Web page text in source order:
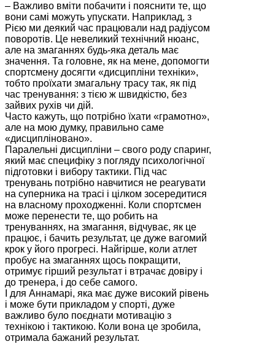
– Важливо вміти побачити і пояснити те, що
вони самі можуть упускати. Наприклад, з
Рією ми деякий час працювали над радіусом
поворотів. Це невеликий технічний нюанс,
але на змаганнях будь-яка деталь має
значення. Та головне, як на мене, допомогти
спортсмену досягти «дисципліни техніки»,
тобто проїхати змагальну трасу так, як під
час тренування: з тією ж швидкістю, без
зайвих рухів чи дій.
Часто кажуть, що потрібно їхати «грамотно»,
але на мою думку, правильно саме
«дисципліновано».
Паралельні дисципліни – свого роду спаринг,
який має специфіку з погляду психологічної
підготовки і вибору тактики. Під час
тренувань потрібно навчитися не реагувати
на суперника на трасі і цілком зосередитися
на власному проходженні. Коли спортсмен
може перенести те, що робить на
тренуваннях, на змагання, відчуває, як це
працює, і бачить результат, це дуже вагомий
крок у його прогресі. Найгірше, коли атлет
пробує на змаганнях щось покращити,
отримує гірший результат і втрачає довіру і
до тренера, і до себе самого.
І для Аннамарі, яка має дуже високий рівень
і може бути прикладом у спорті, дуже
важливо було поєднати мотивацію з
технікою і тактикою. Коли вона це зробила,
отримала бажаний результат.